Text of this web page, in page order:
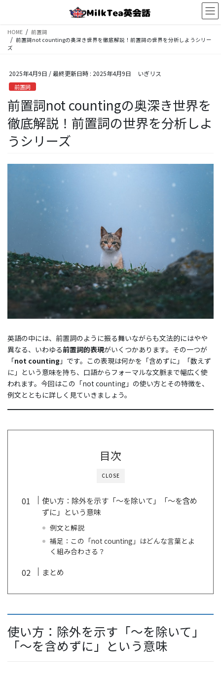
HOME
前置詞
前置詞not countingの奥深き世界を徹底解説！前置詞の世界を分析しようシリー
ズ
2025年4月9日 / 最終更新日時 : 2025年4月9日 いぎリス
前置詞
前置詞not countingの奥深き世界を
徹底解説！前置詞の世界を分析しよ
うシリーズ
英語の中には、前置詞のように振る舞いながらも文法的にはやや
異なる、いわゆる前置詞的表現がいくつかあります。その一つが
「not counting 」です。この表現は何かを「含めずに」「数えず
に」という意味を持ち、口語からフォーマルな文脈まで幅広く使
われます。今回はこの「not counting」の使い方とその特徴を、
例文とともに詳しく見ていきましょう。
CLOSE
目次
使い方：除外を示す「〜を除いて」「〜を含め
ずに」という意味
例文と解説
補足：この「not counting」はどんな言葉とよ
く組み合わさる？
まとめ
使い方：除外を示す「〜を除いて」
「〜を含めずに」という意味